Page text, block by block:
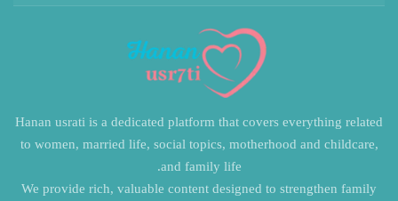
Hanan usrati is a dedicated platform that covers everything related
to women, married life, social topics, motherhood and childcare,
and family life.
We provide rich, valuable content designed to strengthen family